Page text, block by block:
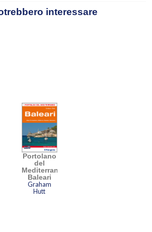
interessare
Portolano
del
Mediterraneo
Baleari
Graham
Hutt